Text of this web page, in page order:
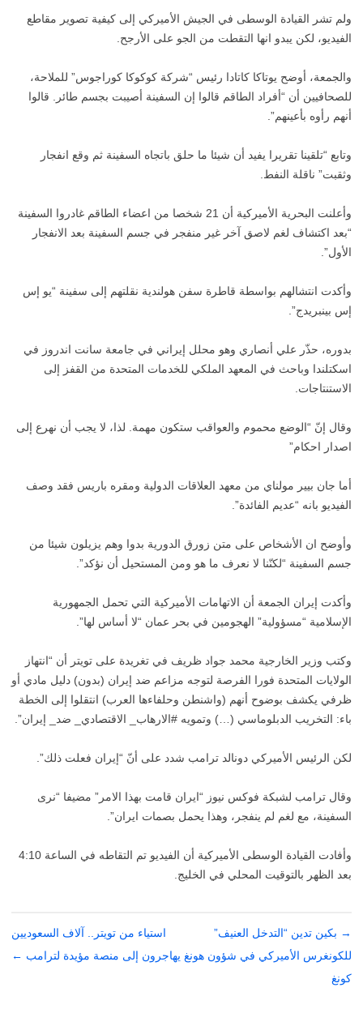
ولم تشر القيادة الوسطى في الجيش الأميركي إلى كيفية تصوير مقاطع
الفيديو، لكن يبدو انها التقطت من الجو على الأرجح.
والجمعة، أوضح يوتاكا كاتادا رئيس “شركة كوكوكا كوراجوس” للملاحة،
للصحافيين أن “أفراد الطاقم قالوا إن السفينة أصيبت بجسم طائر. قالوا
أنهم رأوه بأعينهم”.
وتابع “تلقينا تقريرا يفيد أن شيئا ما حلق باتجاه السفينة ثم وقع انفجار
وثقبت” ناقلة النفط.
وأعلنت البحرية الأميركية أن 21 شخصا من اعضاء الطاقم غادروا السفينة
“بعد اكتشاف لغم لاصق آخر غير منفجر في جسم السفينة بعد الانفجار
الأول”.
وأكدت انتشالهم بواسطة قاطرة سفن هولندية نقلتهم إلى سفينة “يو إس
إس بينبريدج”.
بدوره، حذّر علي أنصاري وهو محلل إيراني في جامعة سانت اندروز في
اسكتلندا وباحث في المعهد الملكي للخدمات المتحدة من القفز إلى
الاستنتاجات.
وقال إنّ “الوضع محموم والعواقب ستكون مهمة. لذا، لا يجب أن نهرع إلى
اصدار احكام”
أما جان بيير مولناي من معهد العلاقات الدولية ومقره باريس فقد وصف
الفيديو بانه “عديم الفائدة”.
وأوضح ان الأشخاص على متن زورق الدورية بدوا وهم يزيلون شيئا من
جسم السفينة “لكنّنا لا نعرف ما هو ومن المستحيل أن نؤكد”.
وأكدت إيران الجمعة أن الاتهامات الأميركية التي تحمل الجمهورية
الإسلامية “مسؤولية” الهجومين في بحر عمان “لا أساس لها”.
وكتب وزير الخارجية محمد جواد ظريف في تغريدة على تويتر أن “انتهاز
الولايات المتحدة فورا الفرصة لتوجه مزاعم ضد إيران (بدون) دليل مادي أو
ظرفي يكشف بوضوح أنهم (واشنطن وحلفاءها العرب) انتقلوا إلى الخطة
باء: التخريب الدبلوماسي (…) وتمويه #الارهاب_ الاقتصادي_ ضد_ إيران”.
لكن الرئيس الأميركي دونالد ترامب شدد على أنّ “إيران فعلت ذلك”.
وقال ترامب لشبكة فوكس نيوز “ايران قامت بهذا الامر” مضيفا “نرى
السفينة، مع لغم لم ينفجر، وهذا يحمل بصمات ايران”.
وأفادت القيادة الوسطى الأميركية أن الفيديو تم التقاطه في الساعة 4:10
بعد الظهر بالتوقيت المحلي في الخليج.
تصفّح
المقالات
→ بكين تدين “التدخل العنيف”
للكونغرس الأميركي في شؤون هونغ
كونغ
استياء من تويتر.. آلاف السعوديين
يهاجرون إلى منصة مؤيدة لترامب ←